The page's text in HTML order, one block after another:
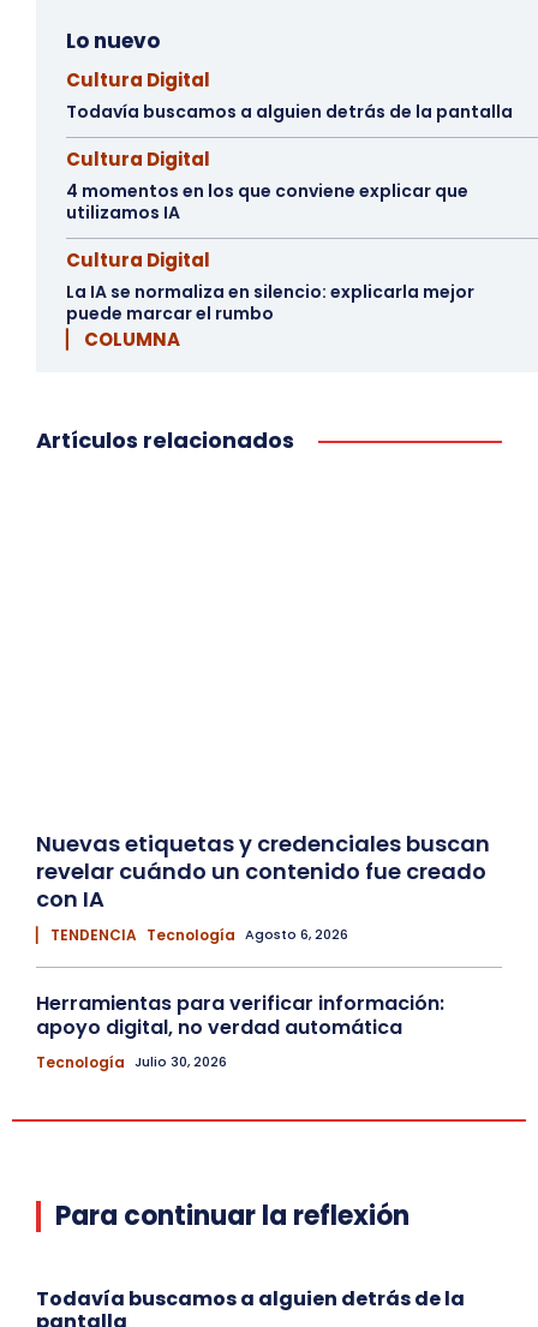
Lo nuevo
Cultura Digital
Todavía buscamos a alguien detrás de la pantalla
Cultura Digital
4 momentos en los que conviene explicar que
utilizamos IA
Cultura Digital
La IA se normaliza en silencio: explicarla mejor
puede marcar el rumbo
▏ COLUMNA
Artículos relacionados
Nuevas etiquetas y credenciales buscan
revelar cuándo un contenido fue creado
con IA
▏ TENDENCIA Tecnología Agosto 6, 2026
Herramientas para verificar información:
apoyo digital, no verdad automática
Tecnología Julio 30, 2026
Para continuar la reflexión
Todavía buscamos a alguien detrás de la